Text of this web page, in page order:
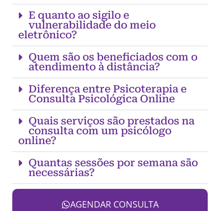
E quanto ao sigilo e
vulnerabilidade do meio
eletrônico?
Quem são os beneficiados com o
atendimento à distância?
Diferença entre Psicoterapia e
Consulta Psicológica Online
Quais serviços são prestados na
consulta com um psicólogo
online?
Quantas sessões por semana são
necessárias?
AGENDAR CONSULTA